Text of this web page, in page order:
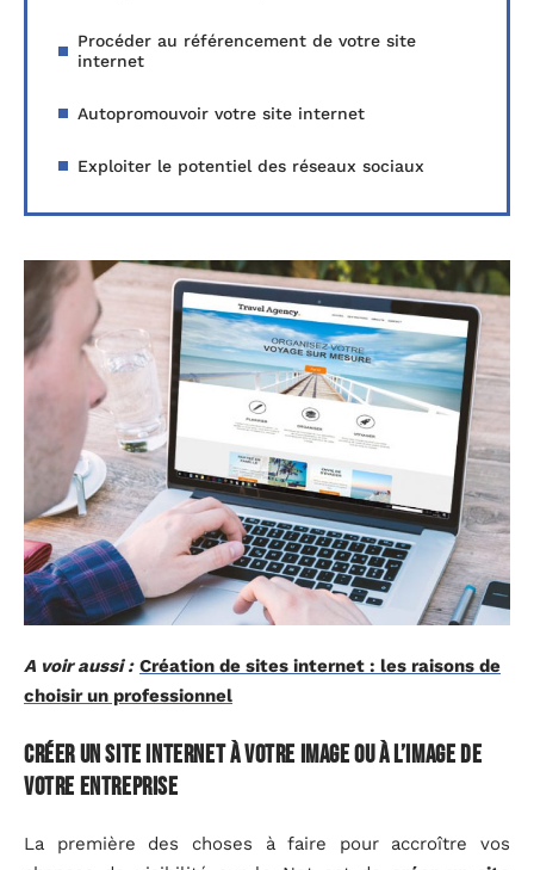
Procéder au référencement de votre site
internet
Autopromouvoir votre site internet
Exploiter le potentiel des réseaux sociaux
A voir aussi : Création de sites internet : les raisons de
choisir un professionnel
Créer un site internet à votre image ou à l’image de
votre entreprise
La première des choses à faire pour accroître vos